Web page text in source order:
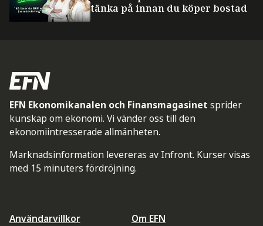
tänka på innan du köper bostad
EFN Ekonomikanalen och Finansmagasinet sprider
kunskap om ekonomi. Vi vänder oss till den
ekonomiintresserade allmänheten.
Marknadsinformation levereras av Infront. Kurser visas
med 15 minuters fördröjning.
Användarvillkor
Om EFN